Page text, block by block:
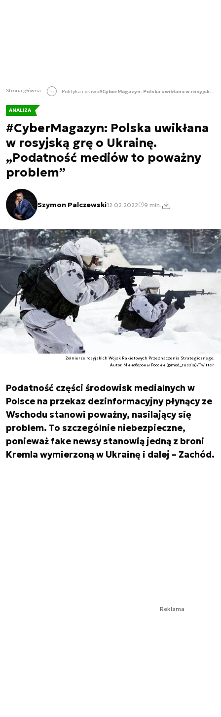
Strona główna Polityka i prawo #CyberMagazyn: Polska uwikłana w rosyjską grę o Ukrainę. „Podatność mediów to poważny problem”
ANALIZA
#CyberMagazyn: Polska uwikłana
w rosyjską grę o Ukrainę.
„Podatność mediów to poważny
problem”
Szymon Palczewski12.02.2022 9 min.
Żołnierze rosyjskich Wojsk Rakietowych Przeznaczenia Strategicznego.
Autor. Минобороны России (@mod_russia)/Twitter
Podatność części środowisk medialnych w
Polsce na przekaz dezinformacyjny płynący ze
Wschodu stanowi poważny, nasilający się
problem. To szczególnie niebezpieczne,
ponieważ fake newsy stanowią jedną z broni
Kremla wymierzoną w Ukrainę i dalej – Zachód.
Reklama